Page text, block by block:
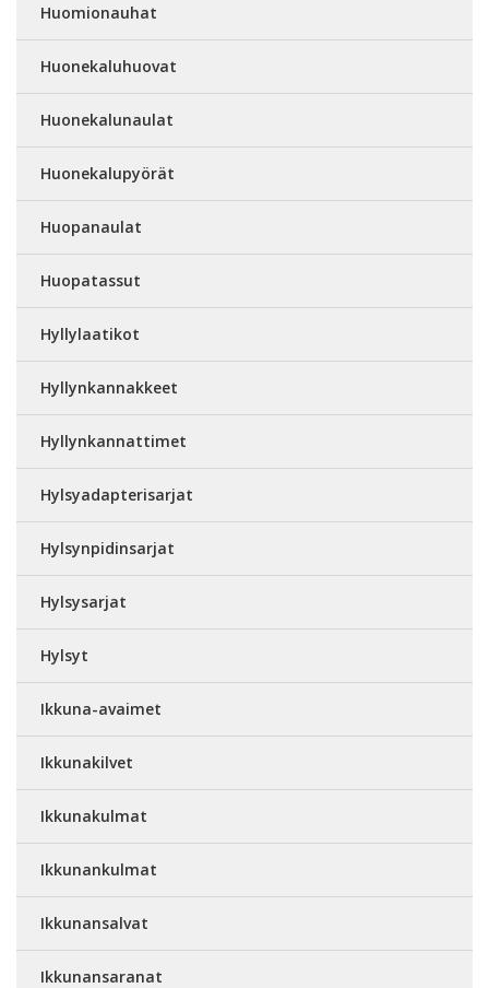
Huomionauhat
Huonekaluhuovat
Huonekalunaulat
Huonekalupyörät
Huopanaulat
Huopatassut
Hyllylaatikot
Hyllynkannakkeet
Hyllynkannattimet
Hylsyadapterisarjat
Hylsynpidinsarjat
Hylsysarjat
Hylsyt
Ikkuna-avaimet
Ikkunakilvet
Ikkunakulmat
Ikkunankulmat
Ikkunansalvat
Ikkunansaranat